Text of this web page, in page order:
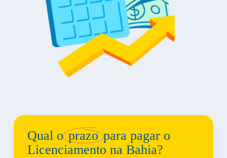
Qual oprazopara pagar o
Licenciamento na Bahia?